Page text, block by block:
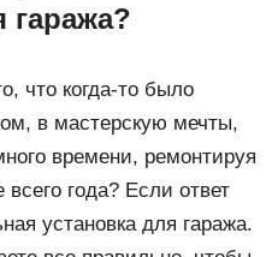
гаража?
что когда-то было
в мастерскую мечты,
времени, ремонтируя
года? Если ответ
установка для гаража.